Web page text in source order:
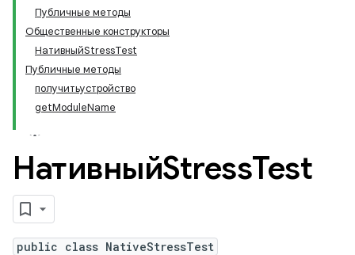
Публичные методы
Общественные конструкторы
НативныйStressTest
Публичные методы
получитьустройство
getModuleName
НативныйStressTest
public class NativeStressTest